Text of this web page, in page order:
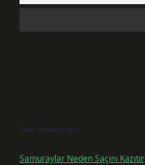
Son yorumlar
Samuraylar Neden Saçını Kazıtır